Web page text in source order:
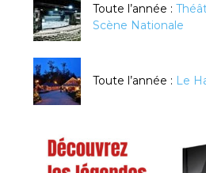
Toute l’année :
Scène Nationale
Toute l’année : Le